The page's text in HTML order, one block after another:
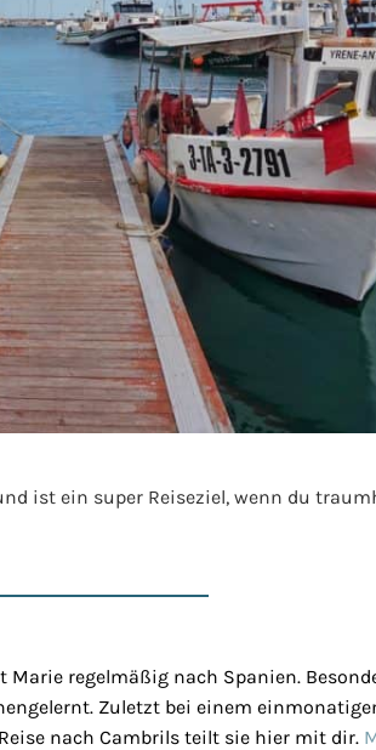
ist ein super Reiseziel, wenn du
regelmäßig nach Spanien.
Zuletzt bei einem
nach Cambrils teilt sie hier mit dir.